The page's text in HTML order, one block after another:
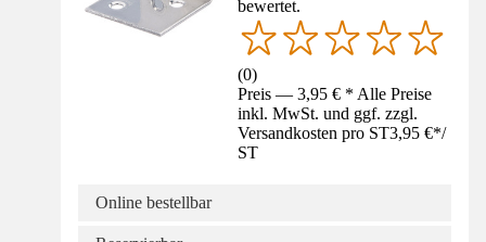
bewertet.
(0)
Preis — 3,95 € * Alle Preise
inkl. MwSt. und ggf. zzgl.
Versandkosten pro ST3,95 €*/
ST
Online bestellbar